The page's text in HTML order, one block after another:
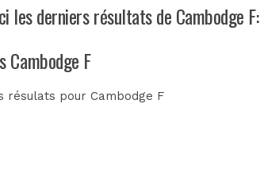
les derniers résultats de Cambodge F:
Cambodge F
résulats pour Cambodge F